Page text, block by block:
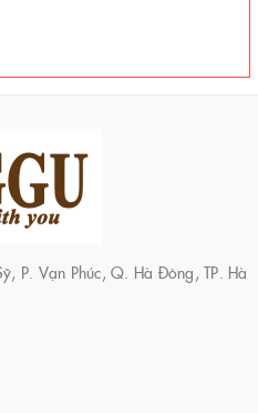
P. Vạn Phúc, Q. Hà Đông, TP. Hà